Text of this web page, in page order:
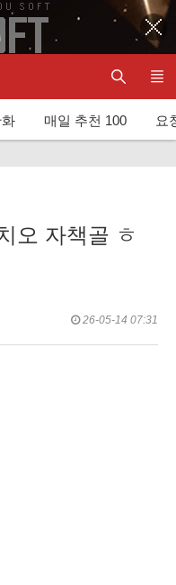
매일 추천 100 요
오 자책골 ㅎ
26-05-14 07:31